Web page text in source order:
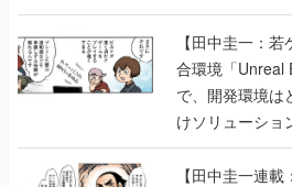
で、開発環境は
けソリューシ
に行って、より
【田中圭一連載
編】すべての責
付いてきてく
解散の危機を救